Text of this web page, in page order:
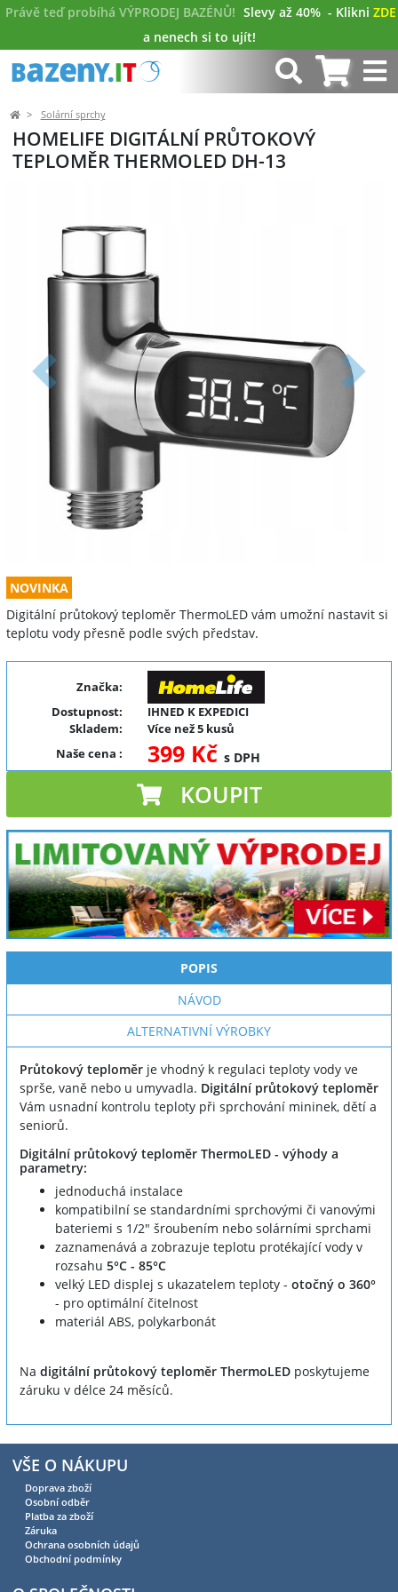
Právě teď probíhá VÝPRODEJ BAZÉNŮ! Slevy až 40% - Klikni ZDE
a nenech si to ujít!
Solární sprchy
HOMELIFE DIGITÁLNÍ PRŮTOKOVÝ
TEPLOMĚR THERMOLED DH-13
Předchozí Další
NOVINKA
Digitální průtokový teploměr ThermoLED vám umožní nastavit si
teplotu vody přesně podle svých představ.
Značka:
Dostupnost:
IHNED K EXPEDICI
Skladem:
Více než 5 kusů
Naše cena : 399 Kč s DPH
KOUPIT
POPIS
NÁVOD
ALTERNATIVNÍ VÝROBKY
Průtokový teploměr je vhodný k regulaci teploty vody ve
sprše, vaně nebo u umyvadla. Digitální průtokový teploměr
Vám usnadní kontrolu teploty při sprchování mininek, dětí a
seniorů.
Digitální průtokový teploměr ThermoLED - výhody a
parametry:
jednoduchá instalace
kompatibilní se standardními sprchovými či vanovými
bateriemi s 1/2" šroubením nebo solárními sprchami
zaznamenává a zobrazuje teplotu protékající vody v
rozsahu 5°C - 85°C
velký LED displej s ukazatelem teploty - otočný o 360°
- pro optimální čitelnost
materiál ABS, polykarbonát
Na digitální průtokový teploměr ThermoLED poskytujeme
záruku v délce 24 měsíců.
VŠE O NÁKUPU
Doprava zboží
Osobní odběr
Platba za zboží
Záruka
Ochrana osobních údajů
Obchodní podmínky